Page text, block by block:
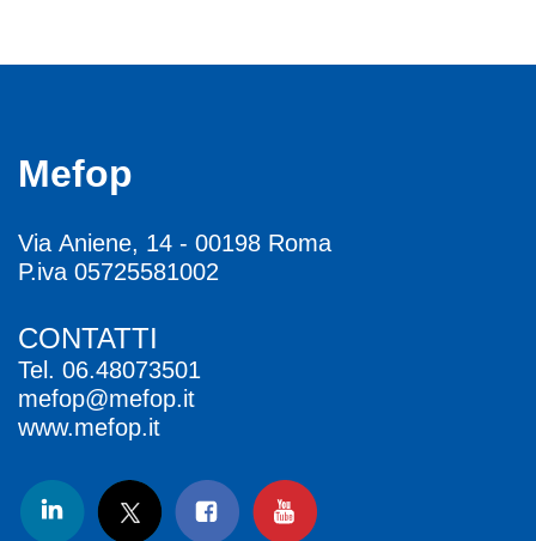
Mefop
Via Aniene, 14 - 00198 Roma
P.iva 05725581002
CONTATTI
Tel. 06.48073501
mefop@mefop.it
www.mefop.it